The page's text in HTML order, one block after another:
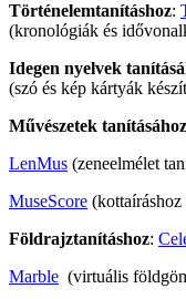
Történelemtanításhoz:
(kronológiák és
Idegen nyelvek
(szó és kép kártyák
Művészetek tanításához
LenMus (zeneelmélet
MuseScore (kottaíráshoz
Földrajztanításhoz:
Marble (virtuális